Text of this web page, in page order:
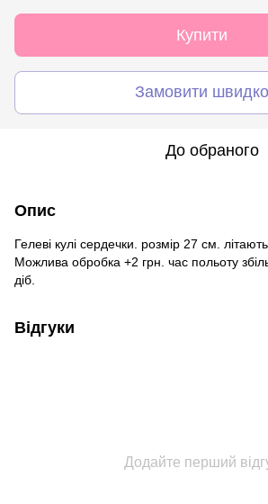
Купити
Замовити швидко
До обраного
Опис
Гелеві кулі сердечки. розмір 27 см.
Можлива обробка +2 грн. час польоту
діб.
Відгуки
Додайте перший